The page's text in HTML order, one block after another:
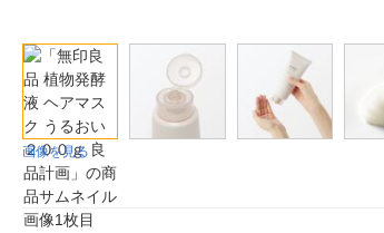
画像を見る